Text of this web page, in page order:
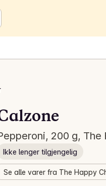
200 g, The
Ikke lenger tilgjengelig
Se alle varer fra The Happy